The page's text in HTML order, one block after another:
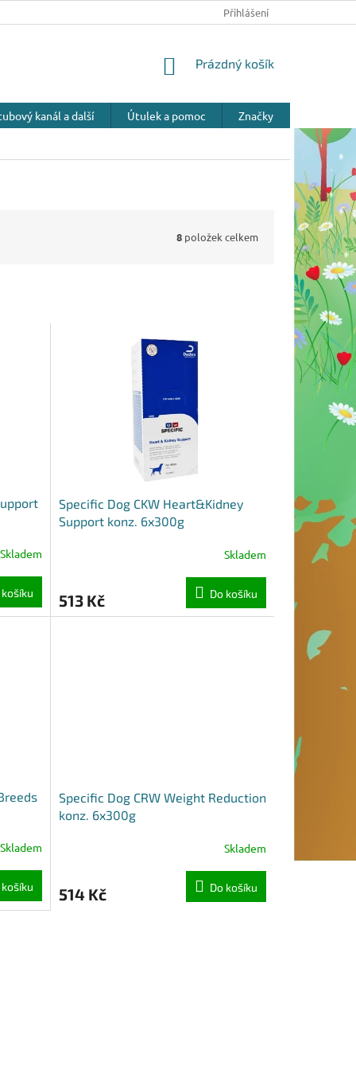
Přihlášení
NÁKUPNÍ
Prázdný košík
kanál a další Útulek a pomoc
Značky
8 položek celkem
Skladem
košíku
Specific Dog CKW Heart&Kidney
Support konz. 6x300g
Skladem
513 Kč Do košíku
Skladem
košíku
Specific Dog CRW Weight Reduction
konz. 6x300g
Skladem
514 Kč Do košíku